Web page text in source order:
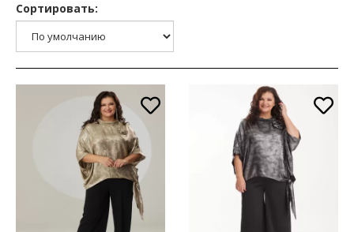
Сортировать: